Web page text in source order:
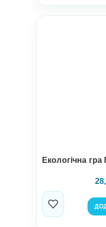
Екологічна